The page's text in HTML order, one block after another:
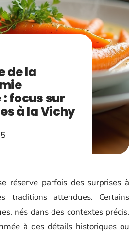
de la
focus sur
à la Vichy
réserve parfois des surprises à
traditions attendues. Certains
nés dans des contextes précis,
à des détails historiques ou